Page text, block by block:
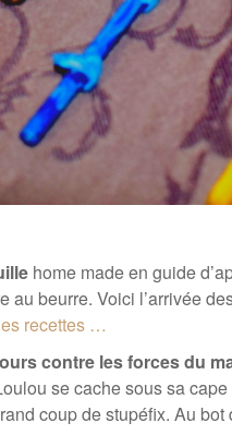
home made en guide
beurre. Voici l’arrivée
recettes …
contre les forces du
se cache sous sa
coup de stupéfix. Au